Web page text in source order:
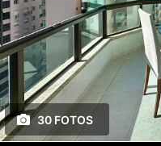
30 FOTOS